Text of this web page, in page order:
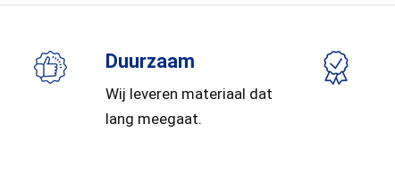
Duurzaam
Wij leveren materiaal dat
lang meegaat.